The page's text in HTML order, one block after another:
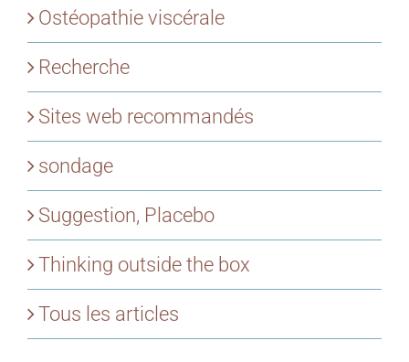
Ostéopathie viscérale
Recherche
Sites web recommandés
sondage
Suggestion, Placebo
Thinking outside the box
Tous les articles